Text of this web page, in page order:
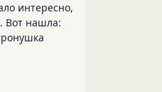
интересно,
Вот нашла: